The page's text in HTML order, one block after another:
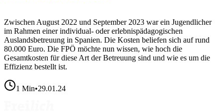
Zwischen August 2022 und September 2023 war ein Jugendlicher
im Rahmen einer individual- oder erlebnispädagogischen
Auslandsbetreuung in Spanien. Die Kosten beliefen sich auf rund
80.000 Euro. Die FPÖ möchte nun wissen, wie hoch die
Gesamtkosten für diese Art der Betreuung sind und wie es um die
Effizienz bestellt ist.
1 Min•29.01.24